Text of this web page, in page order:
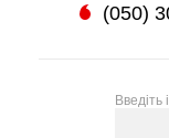
(050)
Введіть